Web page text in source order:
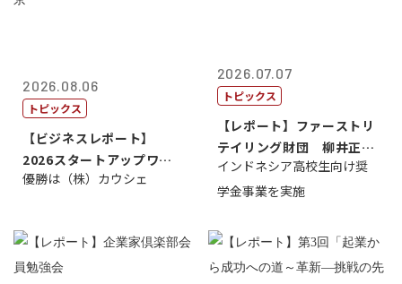
2026.08.06
トピックス
【ビジネスレポート】
2026スタートアップワー
ルドカップ東京
優勝は（株）カウシェ
2026.07.07
トピックス
【レポート】ファーストリ
テイリング財団 柳井正
理事長
インドネシア高校生向け奨
学金事業を実施